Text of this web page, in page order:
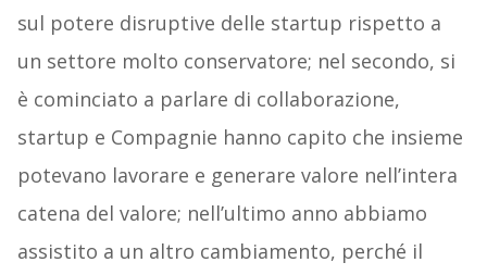
sul potere disruptive delle startup rispetto a
un settore molto conservatore; nel secondo, si
è cominciato a parlare di collaborazione,
startup e Compagnie hanno capito che insieme
potevano lavorare e generare valore nell’intera
catena del valore; nell’ultimo anno abbiamo
assistito a un altro cambiamento, perché il